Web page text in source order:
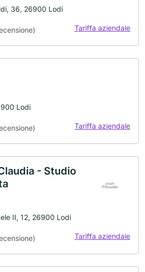
36, 26900 Lodi
Tariffa aziendale
Lodi
Tariffa aziendale
- Studio
II, 12, 26900 Lodi
Tariffa aziendale